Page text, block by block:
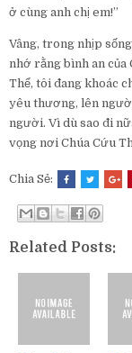
ở cùng anh chị em!”
Vâng, trong nhịp
nhớ rằng bình an của
Thể, tôi đang khoác
yêu thương, lên
người. Vì dù sao đi
vọng nơi Chúa Cứu
Chia Sẻ:
Related Posts: